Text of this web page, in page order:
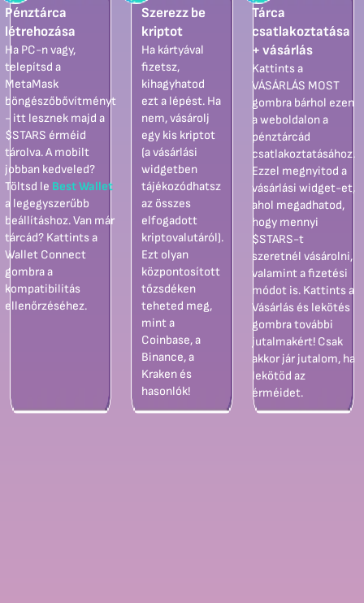
Pénztárca
létrehozása
Ha PC-n vagy,
telepítsd a
MetaMask
böngészőbővítményt
- itt lesznek majd a
$STARS érméid
tárolva. A mobilt
jobban kedveled?
Töltsd le Best Wallet
a legegyszerűbb
beállításhoz. Van már
tárcád? Kattints a
Wallet Connect
gombra a
kompatibilitás
ellenőrzéséhez.
Szerezz be
kriptot
Ha kártyával
fizetsz,
kihagyhatod
ezt a lépést. Ha
nem, vásárolj
egy kis kriptot
(a vásárlási
widgetben
tájékozódhatsz
az összes
elfogadott
kriptovalutáról).
Ezt olyan
központosított
tőzsdéken
teheted meg,
mint a
Coinbase, a
Binance, a
Kraken és
hasonlók!
Tárca
csatlakoztatása
+ vásárlás
Kattints a
VÁSÁRLÁS MOST
gombra bárhol ezen
a weboldalon a
pénztárcád
csatlakoztatásához.
Ezzel megnyitod a
vásárlási widget-et,
ahol megadhatod,
hogy mennyi
$STARS-t
szeretnél vásárolni,
valamint a fizetési
módot is. Kattints a
Vásárlás és lekötés
gombra további
jutalmakért! Csak
akkor jár jutalom, ha
lekötöd az
érméidet.